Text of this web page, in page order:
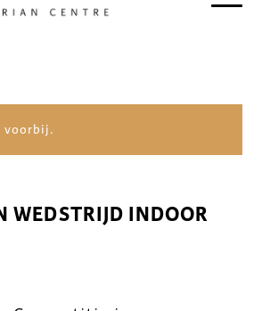
voorbij.
WEDSTRIJD INDOOR